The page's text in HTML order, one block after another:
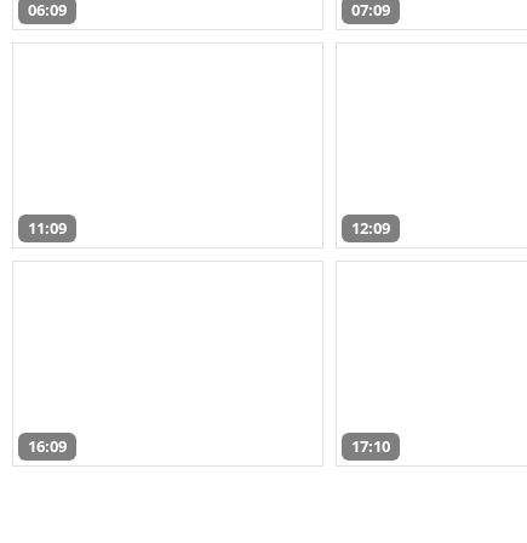
06:09 07:09
11:09 12:09
16:09 17:10